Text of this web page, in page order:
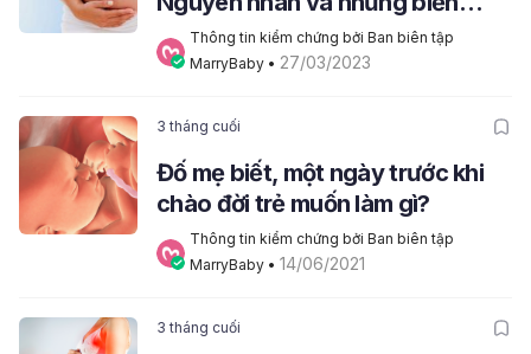
chứng xảy ra
Thông tin kiểm chứng bởi Ban biên tập
MarryBaby • 27/03/2023
3 tháng cuối
Đố mẹ biết, một ngày trước khi
chào đời trẻ muốn làm gì?
Thông tin kiểm chứng bởi Ban biên tập
MarryBaby • 14/06/2021
3 tháng cuối